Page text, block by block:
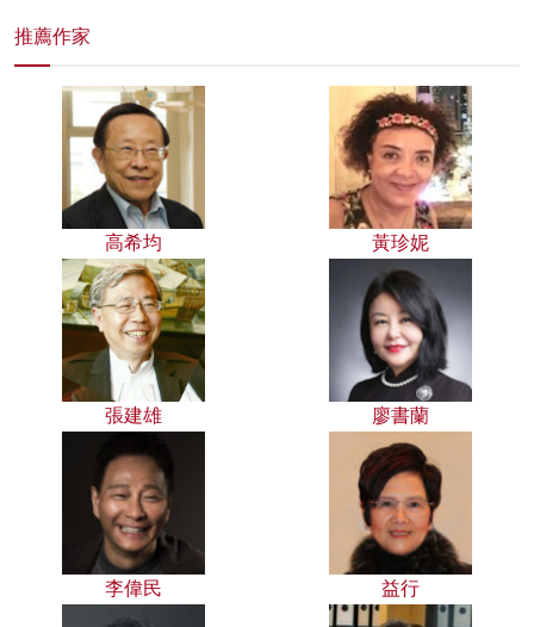
推薦作家
高希均 黃珍妮
張建雄 廖書蘭
李偉民 益行